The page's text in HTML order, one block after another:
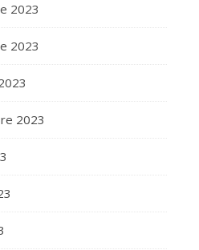
2023
2023
2023